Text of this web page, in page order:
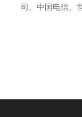
司、中国电信、